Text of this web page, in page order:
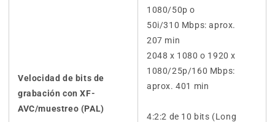
Velocidad de bits de
grabación con XF-
AVC/muestreo (PAL)
1080/50p o
50i/310 Mbps: aprox.
207 min
2048 x 1080 o 1920 x
1080/25p/160 Mbps:
aprox. 401 min
4:2:2 de 10 bits (Long